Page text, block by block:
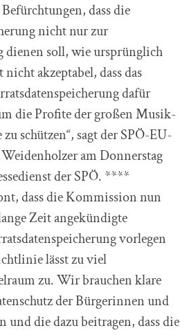
dass die
nicht nur zur
dienen soll, wie ursprünglich
akzeptabel, dass das
dafür
die Profite der großen Musik-
schützen“, sagt der SPÖ-EU-
am Donnerstag
der SPÖ. ****
dass die Kommission nun
Zeit angekündigte
vorlegen
lässt zu viel
zu. Wir brauchen klare
der Bürgerinnen und
und die dazu beitragen, dass die